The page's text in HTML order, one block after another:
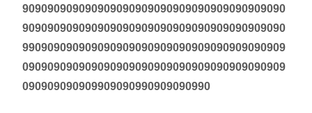
909090909090909090909090909090909090909090
909090909090909090909090909090909090909090
990909090909090909090909090909090909090909
090909090909090909090909090909090909090909
090909090909909090990909090990